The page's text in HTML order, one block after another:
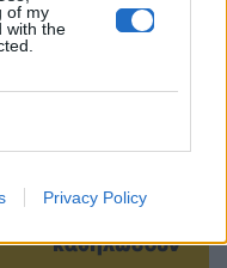
of my
with the
Privacy Policy
9
πρεμιέρες: Ξεκινά
το καλοκαίρι με
ιστορίες που θα σε
καθηλώσουν